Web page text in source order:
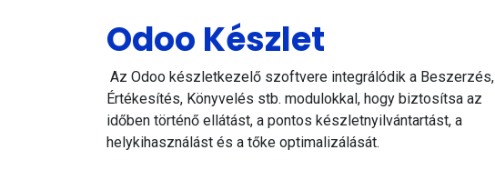
Odoo Készlet
Az Odoo készletkezelő szoftvere integrálódik a Beszerzés,
Értékesítés, Könyvelés stb. modulokkal, hogy biztosítsa az
időben történő ellátást, a pontos készletnyilvántartást, a
helykihasználást és a tőke optimalizálását.